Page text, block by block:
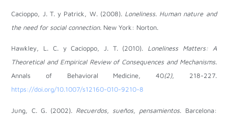
Cacioppo, J. T. y Patrick, W. (2008). Loneliness. Human nature and
the need for social connection. New York: Norton.
Hawkley, L. C. y Cacioppo, J. T. (2010). Loneliness Matters: A
Theoretical and Empirical Review of Consequences and Mechanisms.
Annals of Behavioral Medicine, 40(2), 218-227.
https://doi.org/10.1007/s12160-010-9210-8
Jung, C. G. (2002). Recuerdos, sueños, pensamientos. Barcelona: